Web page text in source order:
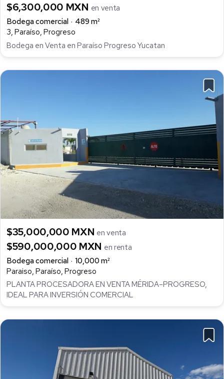
$6,300,000 MXN en venta
Bodega comercial
489 m²
3, Paraíso, Progreso
Bodega en Venta en Paraíso Progreso Yucatan
$35,000,000 MXN en venta
$590,000,000 MXN en renta
Bodega comercial
10,000 m²
Paraiso, Paraíso, Progreso
PLANTA PROCESADORA EN VENTA MÉRIDA–PROGRESO,
IDEAL PARA INVERSIÓN COMERCIAL